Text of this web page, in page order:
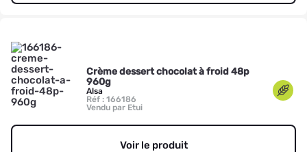
Crème dessert chocolat à froid 48p
960g
Alsa
Réf : 166186
Vendu par Etui
Voir le produit